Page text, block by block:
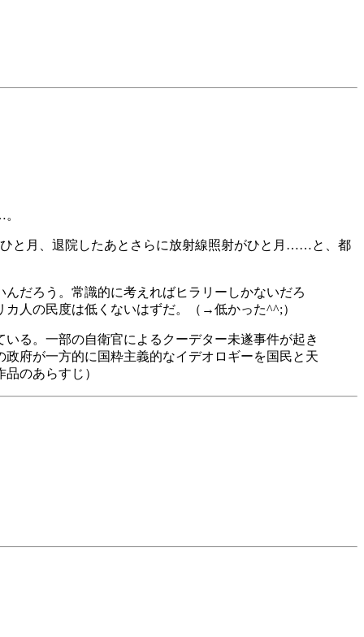
と月、退院したあとさらに放射線照射がひと月……と、都
だろう。常識的に考えればヒラリーしかないだろ
人の民度は低くないはずだ。（→低かった^^;）
る。一部の自衛官によるクーデター未遂事件が起き
府が一方的に国粋主義的なイデオロギーを国民と天
のあらすじ）